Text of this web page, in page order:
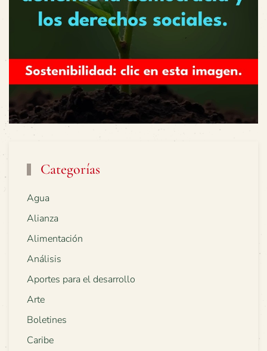
Categorías
Agua
Alianza
Alimentación
Análisis
Aportes para el desarrollo
Arte
Boletines
Caribe